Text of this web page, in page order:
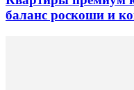
баланс роскоши и